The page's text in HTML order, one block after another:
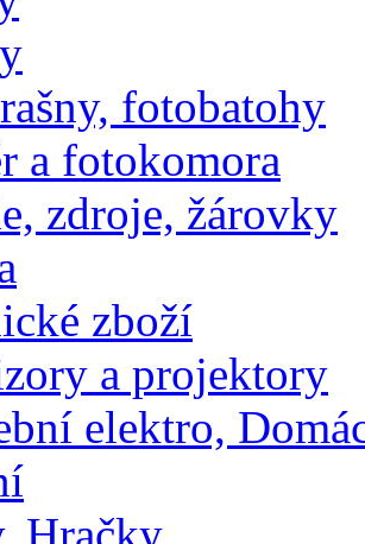
fotobatohy
a fotokomora
zdroje, žárovky
zboží
a projektory
elektro,